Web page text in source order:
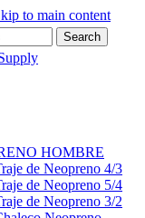
to main content
Search
HOMBRE
de Neopreno 4/3
de Neopreno 5/4
de Neopreno 3/2